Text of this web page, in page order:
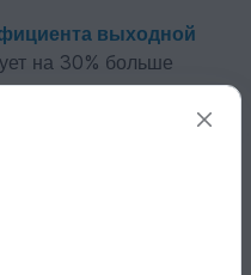
выходной
на 30% больше
с другими
в смешанной сети,